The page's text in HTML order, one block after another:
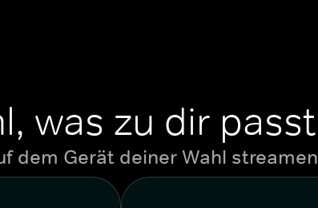
was zu dir passt
dem Gerät deiner Wahl streamen